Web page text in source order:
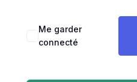
Me garder
connecté